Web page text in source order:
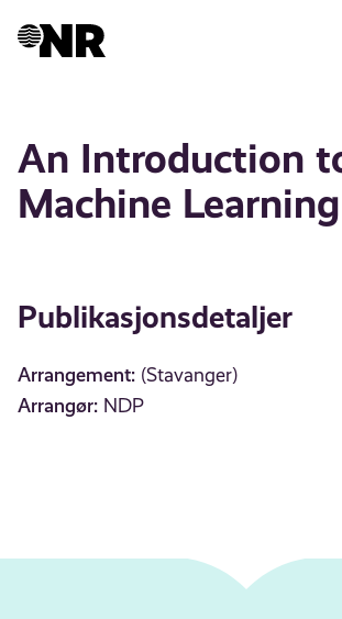
An Introduction
Machine Learning
Publikasjonsdetaljer
Arrangement: (Stavanger)
Arrangør: NDP